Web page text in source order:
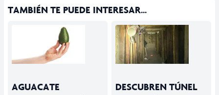
TAMBIÉN TE PUEDE INTERESAR...
AGUACATE
DESCUBREN TÚNEL